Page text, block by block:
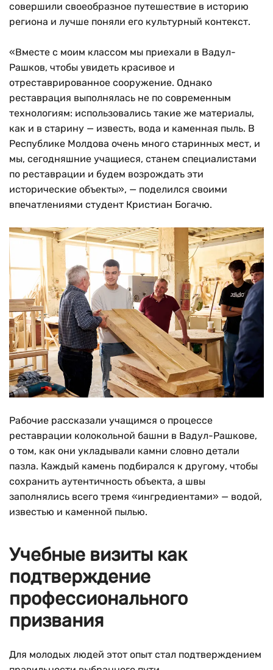
совершили своеобразное путешествие в историю
региона и лучше поняли его культурный контекст.
«Вместе с моим классом мы приехали в Вадул-
Рашков, чтобы увидеть красивое и
отреставрированное сооружение. Однако
реставрация выполнялась не по современным
технологиям: использовались такие же материалы,
как и в старину — известь, вода и каменная пыль. В
Республике Молдова очень много старинных мест, и
мы, сегодняшние учащиеся, станем специалистами
по реставрации и будем возрождать эти
исторические объекты», — поделился своими
впечатлениями студент Кристиан Богачю.
Рабочие рассказали учащимся о процессе
реставрации колокольной башни в Вадул-Рашкове,
о том, как они укладывали камни словно детали
пазла. Каждый камень подбирался к другому, чтобы
сохранить аутентичность объекта, а швы
заполнялись всего тремя «ингредиентами» — водой,
известью и каменной пылью.
Учебные визиты как
подтверждение
профессионального
призвания
Для молодых людей этот опыт стал подтверждением